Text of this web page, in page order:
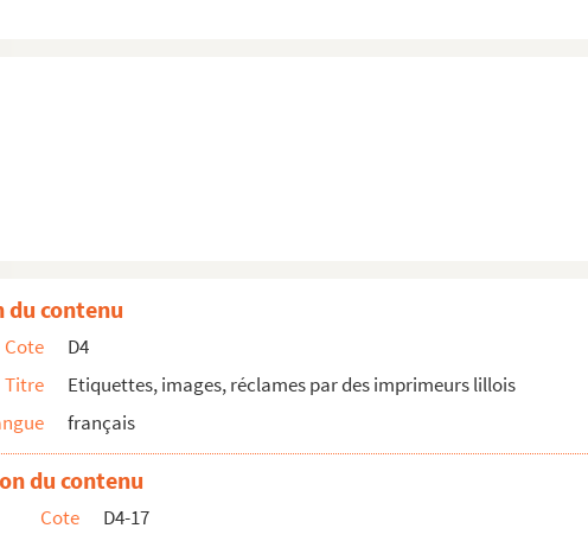
Lever frères
contenu
Cote
D4
Titre
Etiquettes, images, réclames par des imprimeurs lillois
français
du contenu
Cote
D4-17